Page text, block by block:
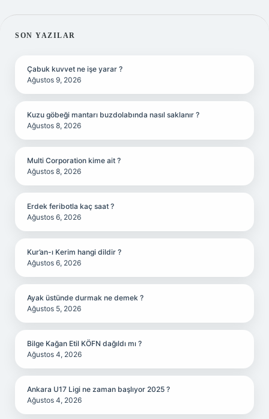
SIDEBAR
SON YAZILAR
Çabuk kuvvet ne işe yarar ?
Ağustos 9, 2026
Kuzu göbeği mantarı buzdolabında nasıl saklanır ?
Ağustos 8, 2026
Multi Corporation kime ait ?
Ağustos 8, 2026
Erdek feribotla kaç saat ?
Ağustos 6, 2026
Kur’an-ı Kerim hangi dildir ?
Ağustos 6, 2026
Ayak üstünde durmak ne demek ?
Ağustos 5, 2026
Bilge Kağan Etil KÖFN dağıldı mı ?
Ağustos 4, 2026
Ankara U17 Ligi ne zaman başlıyor 2025 ?
Ağustos 4, 2026